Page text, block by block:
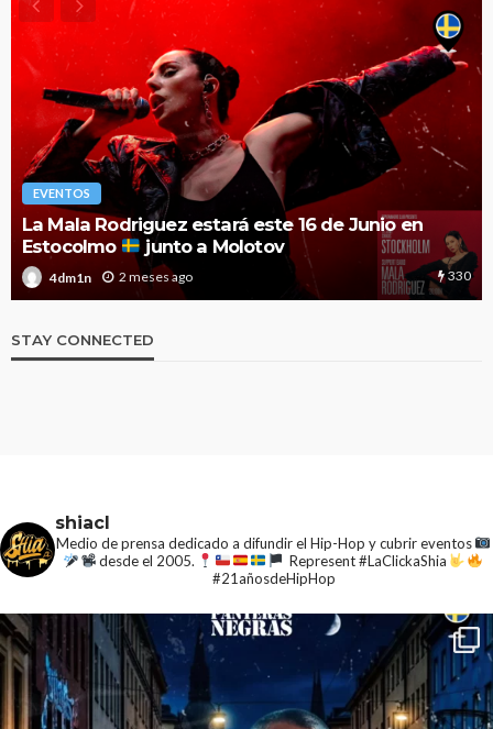
EVENTOS
El Festival Noches Mágicas anuncia el cartel de
2026 con nuevas y esperadas confirmaciones
4dm1n 3 meses ago 1.9k
STAY CONNECTED
shiacl
Medio de prensa dedicado a difundir el Hip-Hop y cubrir eventos
desde el 2005.
Represent #LaClickaShia
#21añosdeHipHop